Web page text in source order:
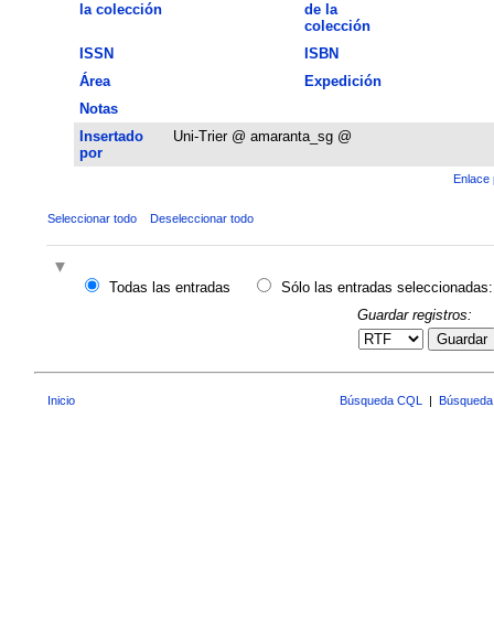
la colección
de la
colección
ISSN
ISBN
Área
Expedición
Notas
Insertado
por
Uni-Trier @ amaranta_sg @
Enlace
Seleccionar todo Deseleccionar todo
Todas las entradas
Sólo las entradas seleccionadas:
Guardar registros:
Guardar
Inicio Búsqueda CQL